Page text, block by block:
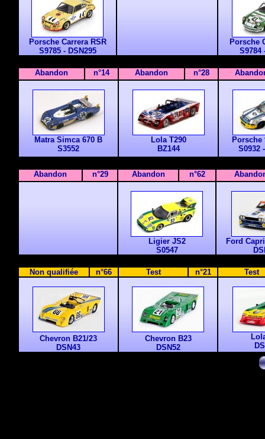
Porsche Carrera RSR
S9785 - DSN295
Porsche
S9784
Abandon n°14 Abandon n°28
Matra Simca 670 B
S3552
Lola T290
BZ144
Porsche
S0932
Abandon n°29 Abandon n°62
Ligier JS2
S0547
Ford
Non qualifiée n°66 Test n°21 Test
Chevron B21/23
DSN43
Chevron B23
DSN52